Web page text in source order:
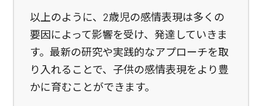
以上のように、2歳児の感情表現は多くの
要因によって影響を受け、発達していきま
す。最新の研究や実践的なアプローチを取
り入れることで、子供の感情表現をより豊
かに育むことができます。